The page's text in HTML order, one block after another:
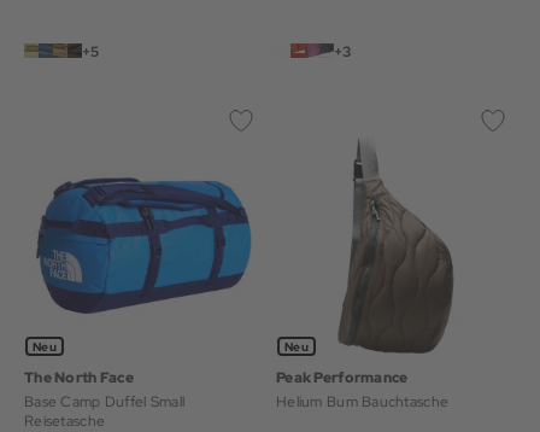
+5 +3
Neu
The North Face
Base Camp Duffel Small
Reisetasche
Neu
Peak Performance
Helium Bum Bauchtasche